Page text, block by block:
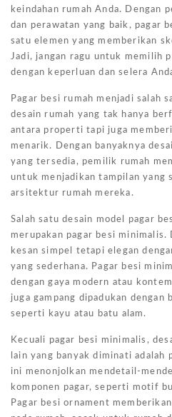
keindahan rumah Anda. Dengan
dan perawatan yang baik, pagar
satu elemen yang memberikan
Jadi, jangan ragu untuk memilih
dengan keperluan dan selera
Pagar besi rumah menjadi salah
desain rumah yang tak hanya
antara properti tapi juga
menarik. Dengan banyaknya
yang tersedia, pemilik rumah
untuk menjadikan tampilan yang
arsitektur rumah mereka.
Salah satu desain model pagar
merupakan pagar besi minimalis.
kesan simpel tetapi elegan
yang sederhana. Pagar besi
dengan gaya modern atau
juga gampang dipadukan dengan
seperti kayu atau batu alam.
Kecuali pagar besi minimalis,
lain yang banyak diminati adalah
ini menonjolkan mendetail-
komponen pagar, seperti motif
Pagar besi ornament